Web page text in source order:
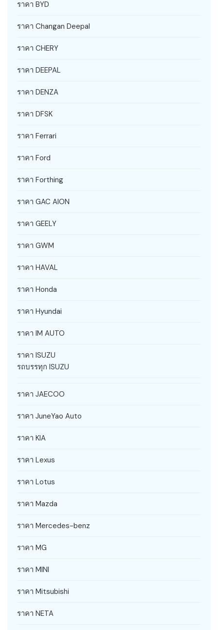
ราคา BYD
ราคา Changan Deepal
ราคา CHERY
ราคา DEEPAL
ราคา DENZA
ราคา DFSK
ราคา Ferrari
ราคา Ford
ราคา Forthing
ราคา GAC AION
ราคา GEELY
ราคา GWM
ราคา HAVAL
ราคา Honda
ราคา Hyundai
ราคา IM AUTO
ราคา ISUZU
รถบรรทุก ISUZU
ราคา JAECOO
ราคา JuneYao Auto
ราคา KIA
ราคา Lexus
ราคา Lotus
ราคา Mazda
ราคา Mercedes-benz
ราคา MG
ราคา MINI
ราคา Mitsubishi
ราคา NETA